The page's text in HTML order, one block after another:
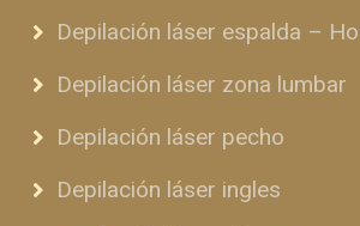
Depilación láser espalda –
Depilación láser zona lumbar
Depilación láser pecho
Depilación láser ingles